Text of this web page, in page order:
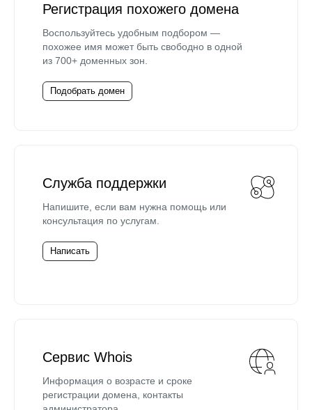
Регистрация похожего домена
Воспользуйтесь удобным подбором —
похожее имя может быть свободно в одной
из 700+ доменных зон.
Подобрать домен
Служба поддержки
Напишите, если вам нужна помощь или
консультация по услугам.
Написать
Сервис Whois
Информация о возрасте и сроке
регистрации домена, контакты